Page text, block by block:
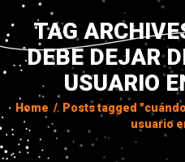
TAG
DEBE DEJAR
USUARIO
Home / Posts tagged
usuario